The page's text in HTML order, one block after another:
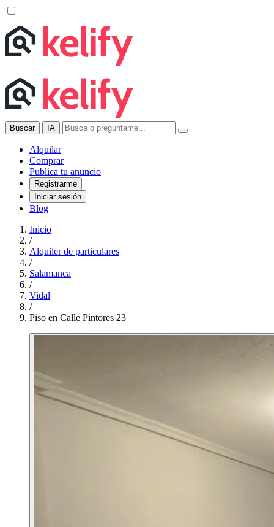
Buscar IA
Alquilar
Comprar
Publica tu anuncio
Registrarme
Iniciar sesión
Blog
Inicio
/
Alquiler de particulares
/
Salamanca
/
Vidal
/
Piso en Calle Pintores 23